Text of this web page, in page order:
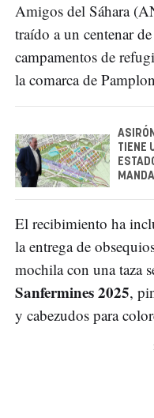
Amigos del Sáhara
traído a un centenar
campamentos de
la comarca de
TIENE
El recibimiento ha
la entrega de
mochila con una taza
Sanfermines 2025,
y cabezudos para